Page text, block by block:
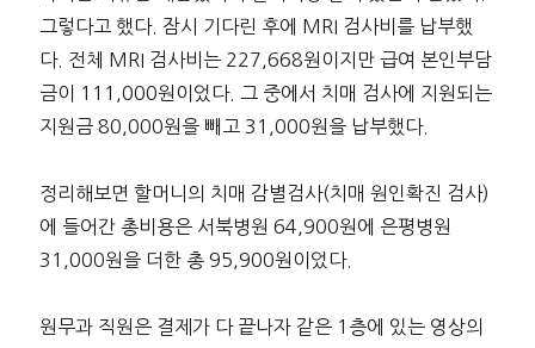
그렇다고 했다. 잠시 기다린 후에 MRI 검사비를 납부했
다. 전체 MRI 검사비는 227,668원이지만 급여 본인부담
금이 111,000원이었다. 그 중에서 치매 검사에 지원되는
지원금 80,000원을 빼고 31,000원을 납부했다.
정리해보면 할머니의 치매 감별검사(치매 원인확진 검사)
에 들어간 총비용은 서북병원 64,900원에 은평병원
31,000원을 더한 총 95,900원이었다.
원무과 직원은 결제가 다 끝나자 같은 1층에 있는 영상의